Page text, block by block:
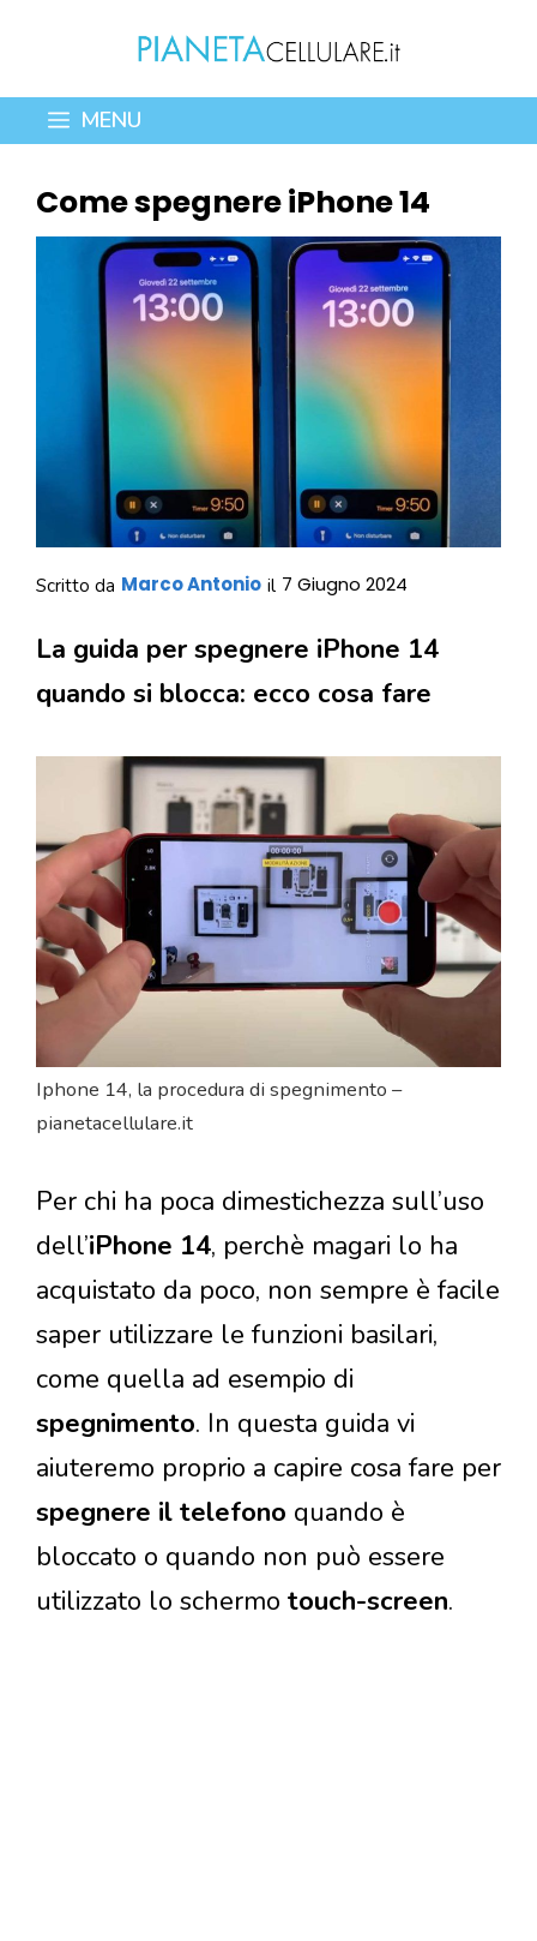
contenuto
MENU
Come spegnere iPhone 14
Scritto da Marco Antonio il 7 Giugno 2024
La guida per spegnere iPhone 14
quando si blocca: ecco cosa fare
Iphone 14, la procedura di spegnimento –
pianetacellulare.it
Per chi ha poca dimestichezza sull’uso
dell’iPhone 14, perchè magari lo ha
acquistato da poco, non sempre è facile
saper utilizzare le funzioni basilari,
come quella ad esempio di
spegnimento. In questa guida vi
aiuteremo proprio a capire cosa fare per
spegnere il telefono quando è
bloccato o quando non può essere
utilizzato lo schermo touch-screen.